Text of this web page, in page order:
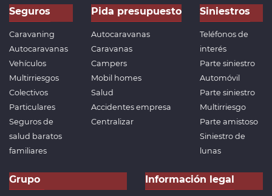
Seguros
Caravaning
Autocaravanas
Vehículos
Multirriesgos
Colectivos
Particulares
Seguros de
salud baratos
familiares
Pida presupuesto
Autocaravanas
Caravanas
Campers
Mobil homes
Salud
Accidentes empresa
Centralizar
Siniestros
Teléfonos de
interés
Parte siniestro
Automóvil
Parte siniestro
Multirriesgo
Parte amistoso
Siniestro de
lunas
Grupo Información legal